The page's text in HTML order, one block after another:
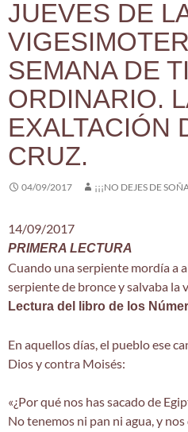
JUEVES DE
SEMANA DE
ORDINARIO.
EXALTACIÓN
CRUZ.
04/09/2017 ¡¡¡NO DEJES DE
14/09/2017
PRIMERA LECTURA
Cuando una serpiente mordía a
serpiente de bronce y salvaba la
Lectura del libro de los
En aquellos días, el pueblo ese
Dios y contra Moisés:
«¿Por qué nos has sacado de
No tenemos ni pan ni agua, y nos